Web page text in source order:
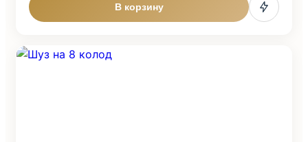
В корзину